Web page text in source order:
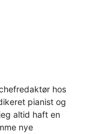
hos
pianist og
altid haft en
nye